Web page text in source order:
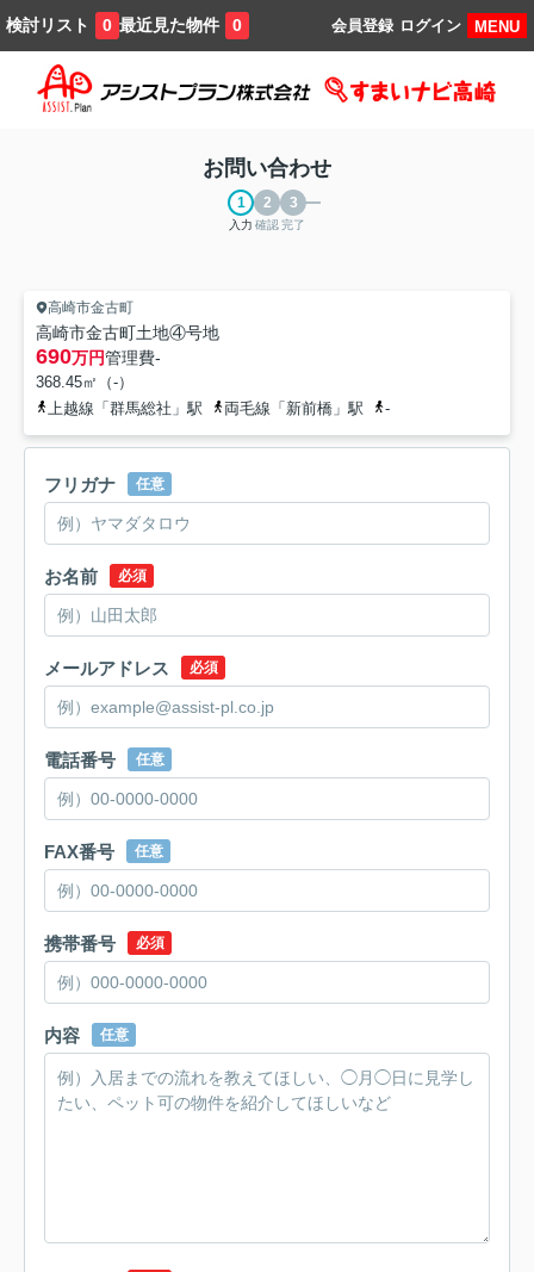
検討リスト 0 最近見た物件 0 MENU
ログイン
会員登録
お問い合わせ
入力 確認完了
高崎市金古町
高崎市金古町土地④号地
690万円管理費-
368.45㎡（-）
上越線「群馬総社」駅
両毛線「新前橋」駅 -
フリガナ 任意
お名前 必須
メールアドレス 必須
電話番号 任意
FAX番号 任意
携帯番号 必須
内容 任意